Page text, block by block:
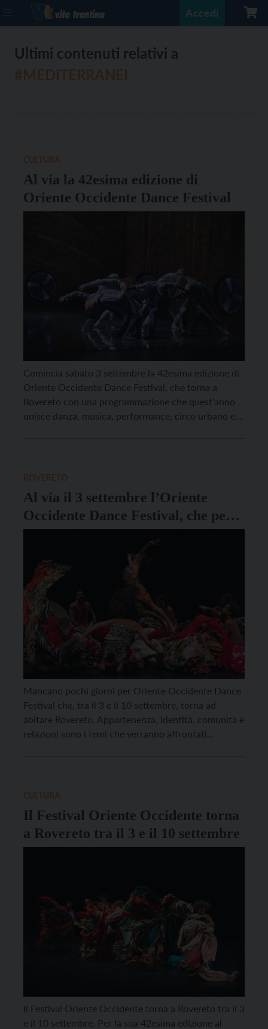
Accedi
Ultimi contenuti relativi a
Al via la 42esima edizione di
Oriente Occidente Dance Festival
Comincia sabato 3 settembre la 42esima edizione di
Oriente Occidente Dance Festival, che torna a
Rovereto con una programmazione che quest’anno
unisce danza, musica, performance, circo urbano e
Al via il 3 settembre l’Oriente
Occidente Dance Festival, che per
la 42esima edizione porta il tema
Mancano pochi giorni per Oriente Occidente Dance
Festival che, tra il 3 e il 10 settembre, torna ad
abitare Rovereto. Appartenenza, identità, comunità e
relazioni sono i temi che verranno affrontati
Il Festival Oriente Occidente torna
a Rovereto tra il 3 e il 10 settembre
Il Festival Oriente Occidente torna a Rovereto tra il 3
e il 10 settembre. Per la sua 42esima edizione al